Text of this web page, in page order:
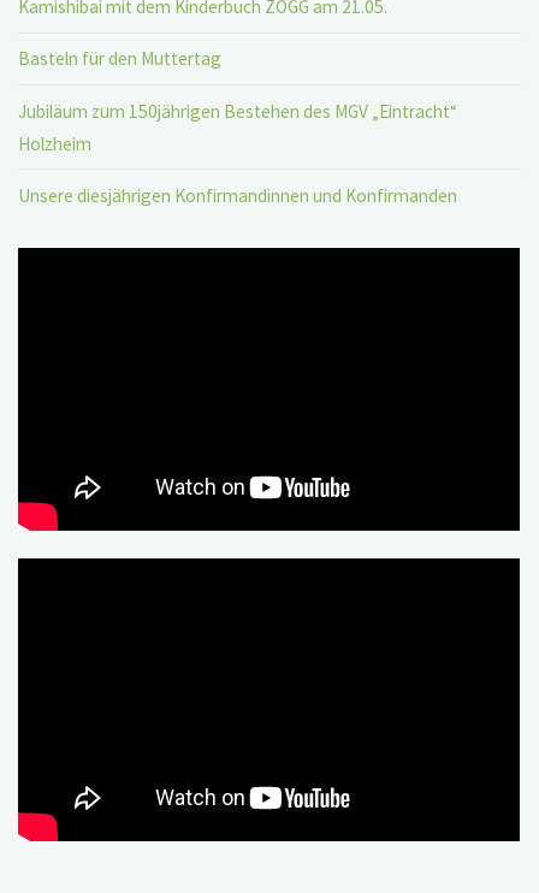
Kamishibai mit dem Kinderbuch ZOGG am 21.05.
Basteln für den Muttertag
Jubiläum zum 150jährigen Bestehen des MGV „Eintracht“
Holzheim
Unsere diesjährigen Konfirmandinnen und Konfirmanden